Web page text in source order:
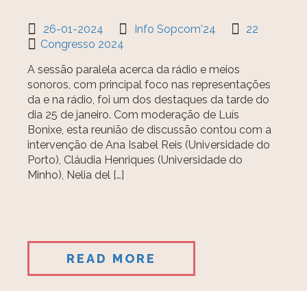
26-01-2024 Info Sopcom'24
22
Congresso 2024
A sessão paralela acerca da rádio e meios
sonoros, com principal foco nas representações
da e na rádio, foi um dos destaques da tarde do
dia 25 de janeiro. Com moderação de Luís
Bonixe, esta reunião de discussão contou com a
intervenção de Ana Isabel Reis (Universidade do
Porto), Cláudia Henriques (Universidade do
Minho), Nelia del […]
READ MORE